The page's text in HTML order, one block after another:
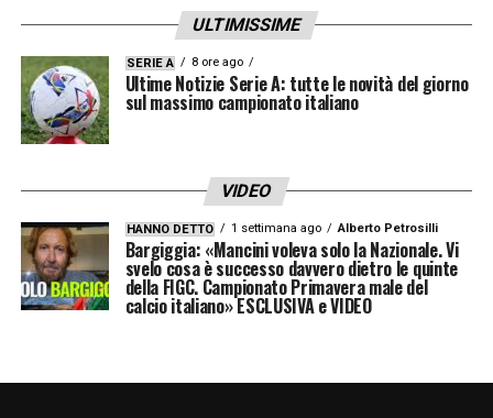
ULTIMISSIME
SERIE A 8 ore ago
Ultime Notizie Serie A: tutte le novità del giorno
sul massimo campionato italiano
VIDEO
HANNO DETTO 1 settimana ago Alberto Petrosilli
Bargiggia: «Mancini voleva solo la Nazionale. Vi
svelo cosa è successo davvero dietro le quinte
della FIGC. Campionato Primavera male del
calcio italiano» ESCLUSIVA e VIDEO